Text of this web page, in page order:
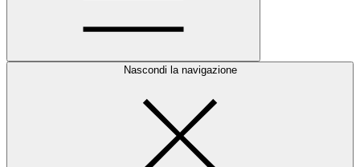
Nascondi la navigazione